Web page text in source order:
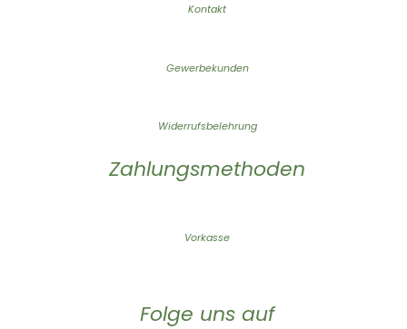
Kontakt
Gewerbekunden
Widerrufsbelehrung
Zahlungsmethoden
Vorkasse
Folge uns auf